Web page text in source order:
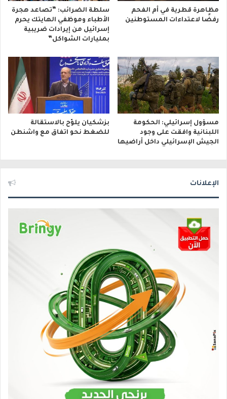
مظاهرة قطرية في أم الفحم
رفضًا لاعتداءات المستوطنين
سلطة الضرائب: “تصاعد هجرة
الأطباء وموظفي الهايتك يحرم
إسرائيل من إيرادات ضريبية
بمليارات الشواكل”
مسؤول إسرائيلي: الحكومة
اللبنانية وافقت على وجود
الجيش الإسرائيلي داخل أراضيها
بزشكيان يلوّح بالاستقالة
للضغط نحو اتفاق مع واشنطن
الإعلانات